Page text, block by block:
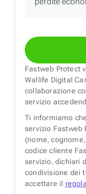
Fastweb Protect
Wallife Digital
collaborazione
servizio
Ti informiamo
servizio Fastweb
(nome,
codice cliente
servizio, dichiari
condivisione dei
accettare il